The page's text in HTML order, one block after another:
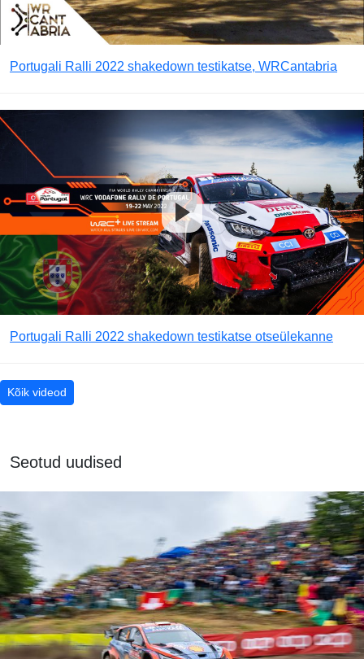
Portugali Ralli 2022 shakedown testikatse, WRCantabria
Portugali Ralli 2022 shakedown testikatse otseülekanne
Kõik videod
Seotud uudised